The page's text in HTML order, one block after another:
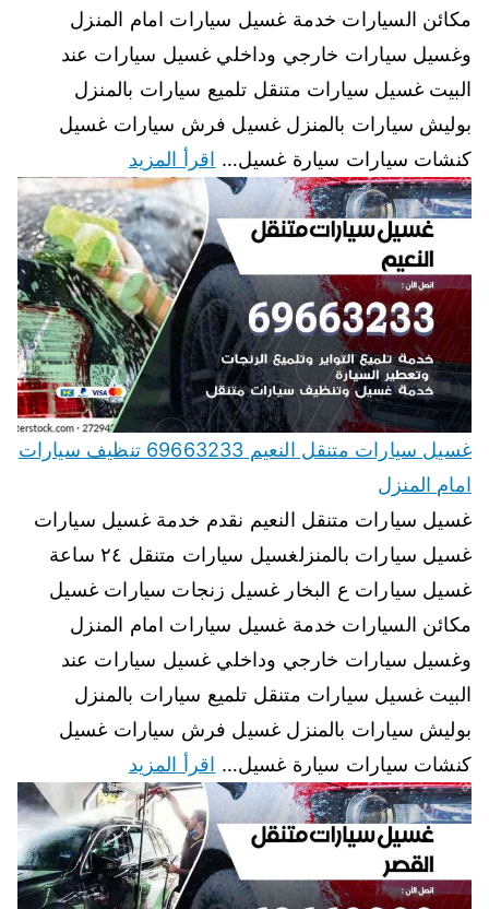
مكائن السيارات خدمة غسيل سيارات امام المنزل
وغسيل سيارات خارجي وداخلي غسيل سيارات عند
البيت غسيل سيارات متنقل تلميع سيارات بالمنزل
بوليش سيارات بالمنزل غسيل فرش سيارات غسيل
كنشات سيارات سيارة غسيل… اقرأ المزيد
غسيل سيارات متنقل النعيم 69663233 تنظيف سيارات
امام المنزل
غسيل سيارات متنقل النعيم نقدم خدمة غسيل سيارات
غسيل سيارات بالمنزلغسيل سيارات متنقل ٢٤ ساعة
غسيل سيارات ع البخار غسيل زنجات سيارات غسيل
مكائن السيارات خدمة غسيل سيارات امام المنزل
وغسيل سيارات خارجي وداخلي غسيل سيارات عند
البيت غسيل سيارات متنقل تلميع سيارات بالمنزل
بوليش سيارات بالمنزل غسيل فرش سيارات غسيل
كنشات سيارات سيارة غسيل… اقرأ المزيد